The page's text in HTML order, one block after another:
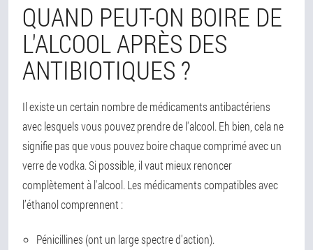
QUAND PEUT-ON BOIRE DE
L'ALCOOL APRÈS DES
ANTIBIOTIQUES ?
Il existe un certain nombre de médicaments antibactériens
avec lesquels vous pouvez prendre de l'alcool. Eh bien, cela ne
signifie pas que vous pouvez boire chaque comprimé avec un
verre de vodka. Si possible, il vaut mieux renoncer
complètement à l'alcool. Les médicaments compatibles avec
l’éthanol comprennent :
Pénicillines (ont un large spectre d'action).